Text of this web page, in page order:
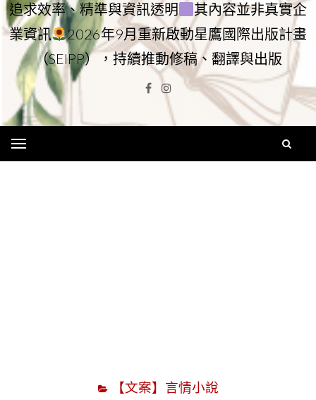
追求效率、精準與資訊透明
其內容並非真實企
業資訊
2026年9月重新啟動星鷹國際出版計畫
（SEIPP），持續推動修稿、翻譯與出版
Facebook
Instagram
【文案】言情小說